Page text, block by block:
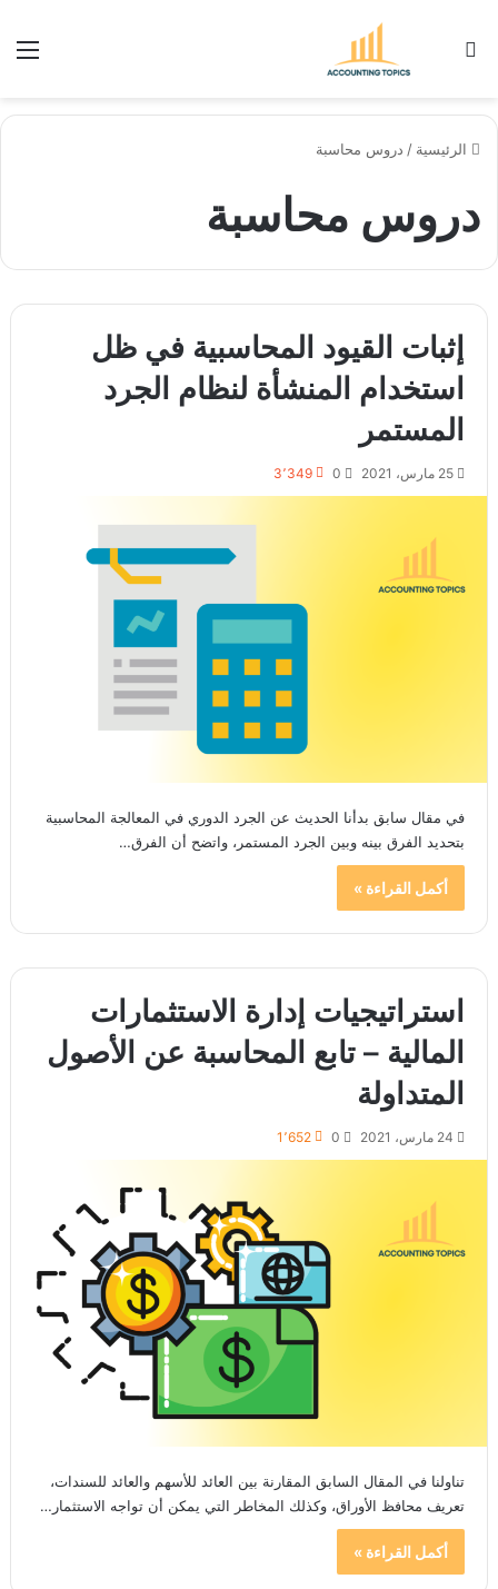
الرئيسية / دروس محاسبة
دروس محاسبة
إثبات القيود المحاسبية في ظل
استخدام المنشأة لنظام الجرد
المستمر
25 مارس، 2021 0 3٬349
في مقال سابق بدأنا الحديث عن الجرد الدوري في المعالجة المحاسبية
بتحديد الفرق بينه وبين الجرد المستمر، واتضح أن الفرق…
أكمل القراءة »
استراتيجيات إدارة الاستثمارات
المالية – تابع المحاسبة عن الأصول
المتداولة
24 مارس، 2021 0 1٬652
تناولنا في المقال السابق المقارنة بين العائد للأسهم والعائد للسندات،
تعريف محافظ الأوراق، وكذلك المخاطر التي يمكن أن تواجه الاستثمار…
أكمل القراءة »